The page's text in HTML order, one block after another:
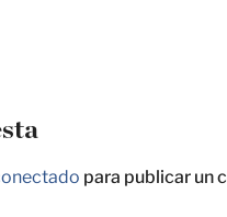
para publicar un